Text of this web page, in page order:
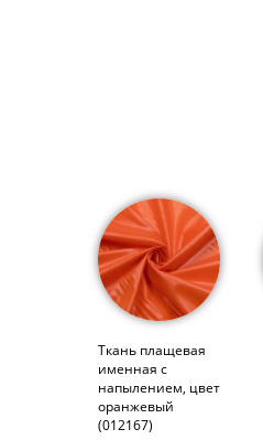
Ткань плащевая
именная с
напылением, цвет
оранжевый
(012167)